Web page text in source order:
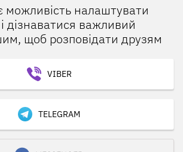
можливість налаштувати
дізнаватися важливий
щоб розповідати друзям
VIBER
TELEGRAM